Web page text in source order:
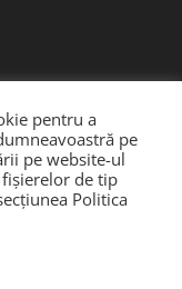
pentru a
pe
pe website-ul
de tip
Politica